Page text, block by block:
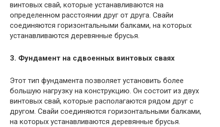
винтовых свай, которые устанавливаются на
определенном расстоянии друг от друга. Свайи
соединяются горизонтальными балками, на которых
устанавливаются деревянные брусья.
3. Фундамент на сдвоенных винтовых сваях
Этот тип фундамента позволяет установить более
большую нагрузку на конструкцию. Он состоит из двух
винтовых свай, которые располагаются рядом друг с
другом. Свайи соединяются горизонтальными балками,
на которых устанавливаются деревянные брусья.